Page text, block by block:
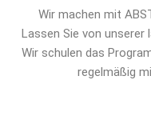
Wir machen mit
Lassen Sie von unserer
Wir schulen das
regelmäßig